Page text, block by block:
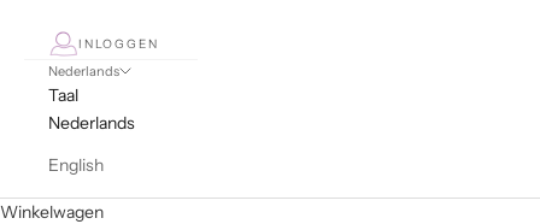
INLOGGEN
Nederlands
Taal
Nederlands
English
Winkelwagen